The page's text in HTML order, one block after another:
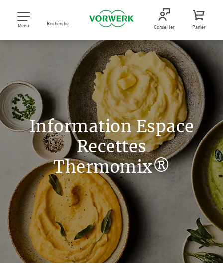
Menu Recherche Conseiller Panier
Information Espace
Recettes
Thermomix®